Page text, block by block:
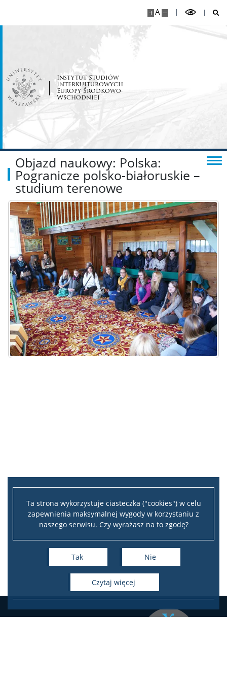
Ta strona wykorzystuje ciasteczka ("cookies") w celu
zapewnienia maksymalnej wygody w korzystaniu z
naszego serwisu. Czy wyrażasz na to zgodę?
Tak Nie
czytaj więcej
A
Instytut Studiów
Interkulturowych
Europy Środkowo-
Wschodniej
Mobilność pracowników
Dokumenty dla pracowników
Informacje dla pracowników
STUDENCI
Studia I stopnia
Studia II stopnia
Plan zajęć / Odwołanie zajęć
Mobilność studencka
Aktywność studencka
Wsparcie socjalne
Program “Nie tylko Chopin…”
Program ,,Witamy w Polszczy” 2024
Program ,,Mury runą” 2023
Objazd naukowy: Polska:
Pogranicze polsko-białoruskie –
studium terenowe